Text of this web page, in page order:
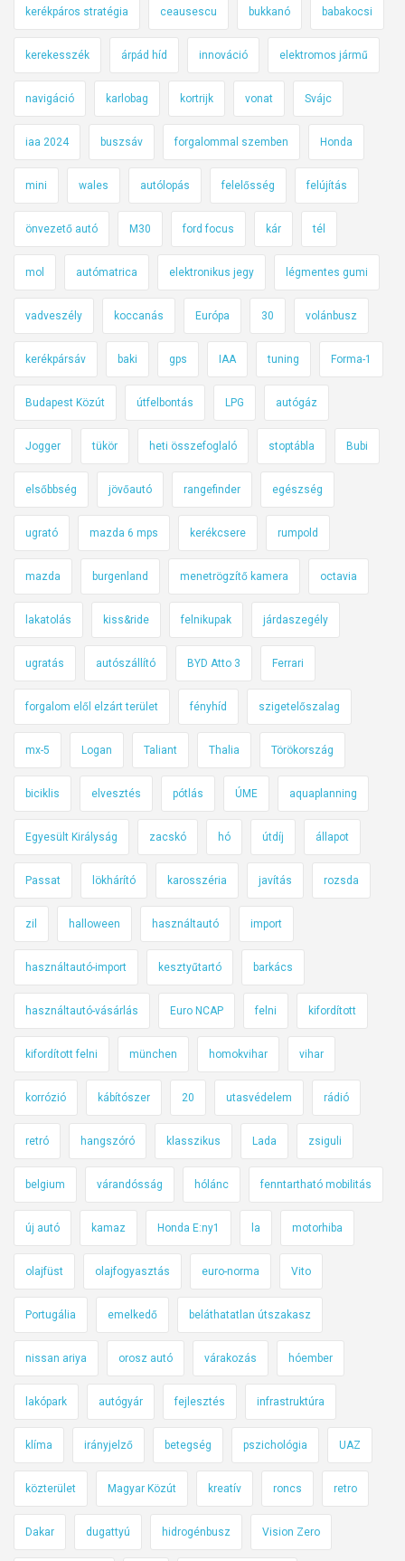
kerékpáros stratégia ceausescu bukkanó babakocsi
kerekesszék árpád híd innováció elektromos jármű
navigáció karlobag kortrijk vonat Svájc
iaa 2024 buszsáv forgalommal szemben Honda
mini wales autólopás felelősség felújítás
önvezető autó M30 ford focus kár tél
mol autómatrica elektronikus jegy légmentes gumi
vadveszély koccanás Európa 30 volánbusz
kerékpársáv baki gps IAA tuning Forma-1
Budapest Közút útfelbontás LPG autógáz
Jogger tükör heti összefoglaló stoptábla Bubi
elsőbbség jövőautó rangefinder egészség
ugrató mazda 6 mps kerékcsere rumpold
mazda burgenland menetrögzítő kamera octavia
lakatolás kiss&ride felnikupak járdaszegély
ugratás autószállító BYD Atto 3 Ferrari
forgalom elől elzárt terület fényhíd szigetelőszalag
mx-5 Logan Taliant Thalia Törökország
biciklis elvesztés pótlás ÚME aquaplanning
Egyesült Királyság zacskó hó útdíj állapot
Passat lökhárító karosszéria javítás rozsda
zil halloween használtautó import
használtautó-import kesztyűtartó barkács
használtautó-vásárlás Euro NCAP felni kifordított
kifordított felni münchen homokvihar vihar
korrózió kábítószer 20 utasvédelem rádió
retró hangszóró klasszikus Lada zsiguli
belgium várandósság hólánc fenntartható mobilitás
új autó kamaz Honda E:ny1 la motorhiba
olajfüst olajfogyasztás euro-norma Vito
Portugália emelkedő beláthatatlan útszakasz
nissan ariya orosz autó várakozás hóember
lakópark autógyár fejlesztés infrastruktúra
klíma irányjelző betegség pszichológia UAZ
közterület Magyar Közút kreatív roncs retro
Dakar dugattyú hidrogénbusz Vision Zero